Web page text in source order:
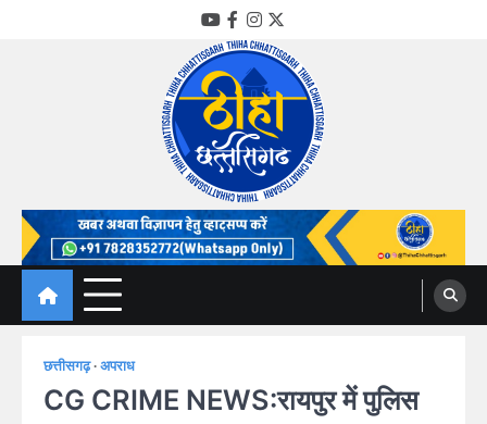
YouTube
Facebook
Instagram
Twitter
Thiha Chhattisgarh
गोठ जन-जन के
छत्तीसगढ़ अपराध
CG CRIME NEWS:रायपुर में पुलिस